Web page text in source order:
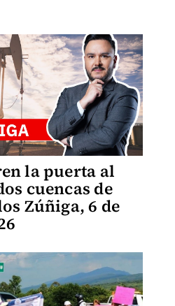
la puerta al
cuencas de
Zúñiga, 6 de